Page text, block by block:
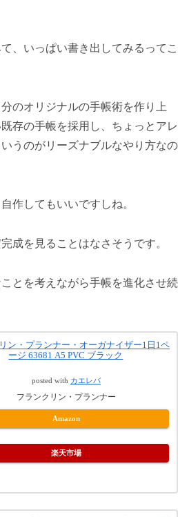
、いっぱい書き出してみるってこ
のオリジナルの手帳術を作り上
存の手帳を採用し、ちょっとアレ
うのがリーズナブルなやり方なの
作してもいいですしね。
成を見ることはなさそうです。
とを考えながら手帳を進化させ続
ン・プランナー・オーガナイザー1日1ペ
ージ 63681 A5 PVC ブラック
posted with カエレバ
フランクリン・プランナー
Amazon
楽天市場